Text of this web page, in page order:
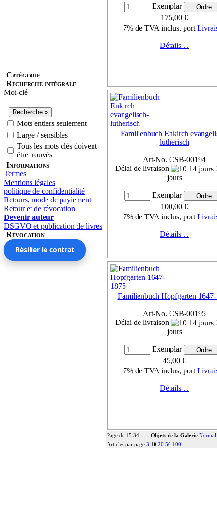
Catégorie
Recherche intégrale
Mot-clé
Mots entiers seulement
Large / sensibles
Tous les mots clés doivent
être trouvés
Informations
Termes
Mentions légales
politique de confidentialité
Retours, mode de payiement
Retour et de révocation
Devenir auteur
DSGVO et publication de livres
Révocation
Résilier le contrat
Exemplar
175,00 €
7% de TVA inclus, port
Détails ...
Familienbuch Enkirch
lutherisch
Art-No. CSB-00194
Délai de livraison
jours
Exemplar
100,00 €
7% de TVA inclus, port
Détails ...
Familienbuch Hopfgarten
Art-No. CSB-00195
Délai de livraison
jours
Exemplar
45,00 €
7% de TVA inclus, port
Détails ...
Page de 15 34 Objets de la Galerie Normal
Articles par page 3 10 20 50 100